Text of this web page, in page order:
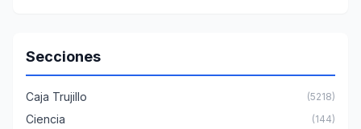
Secciones
Caja Trujillo (5218)
Ciencia (144)